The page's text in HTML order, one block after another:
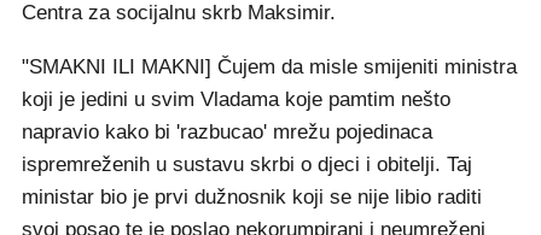
Centra za socijalnu skrb Maksimir.
"SMAKNI ILI MAKNI] Čujem da misle smijeniti ministra
koji je jedini u svim Vladama koje pamtim nešto
napravio kako bi 'razbucao' mrežu pojedinaca
ispremreženih u sustavu skrbi o djeci i obitelji. Taj
ministar bio je prvi dužnosnik koji se nije libio raditi
svoj posao te je poslao nekorumpirani i neumreženi